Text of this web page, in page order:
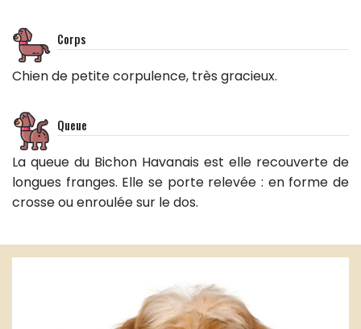
Corps
Chien de petite corpulence, très gracieux.
Queue
La queue du Bichon Havanais est elle recouverte de
longues franges. Elle se porte relevée : en forme de
crosse ou enroulée sur le dos.